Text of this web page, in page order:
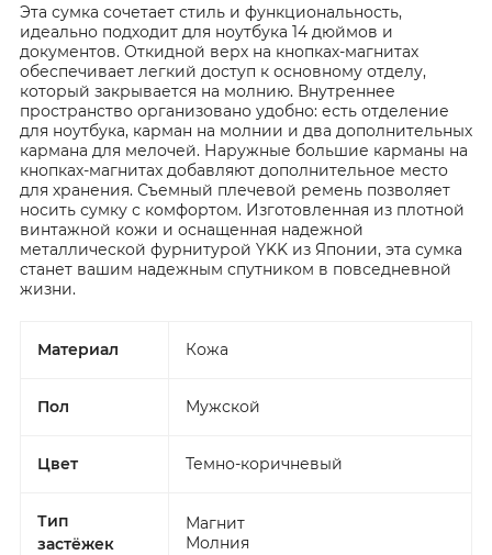
Эта сумка сочетает стиль и функциональность,
идеально подходит для ноутбука 14 дюймов и
документов. Откидной верх на кнопках-магнитах
обеспечивает легкий доступ к основному отделу,
который закрывается на молнию. Внутреннее
пространство организовано удобно: есть отделение
для ноутбука, карман на молнии и два дополнительных
кармана для мелочей. Наружные большие карманы на
кнопках-магнитах добавляют дополнительное место
для хранения. Съемный плечевой ремень позволяет
носить сумку с комфортом. Изготовленная из плотной
винтажной кожи и оснащенная надежной
металлической фурнитурой YKK из Японии, эта сумка
станет вашим надежным спутником в повседневной
жизни.
Материал Кожа
Пол Мужской
Цвет Темно-коричневый
Тип
застёжек
Магнит
Молния